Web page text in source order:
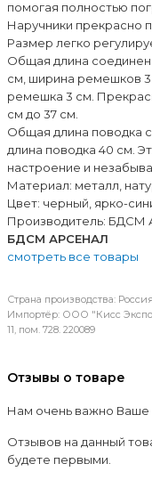
помогая полностью
Наручники прекрасно
Размер легко
Общая длина
см, ширина ремешков
ремешка 3 см.
см до 37 см.
Общая длина поводка с
длина поводка 40 см.
настроение и
Материал: металл,
Цвет: черный, ярко-
Производитель: БДСМ
БДСМ АРСЕНАЛ
смотреть все товары
Страна производства: Россия
Импортёр: ООО "Кисс
11, пом. 728. 220089
Отзывы о товаре
Нам очень важно Ваше
Отзывов на данный
будете первыми.